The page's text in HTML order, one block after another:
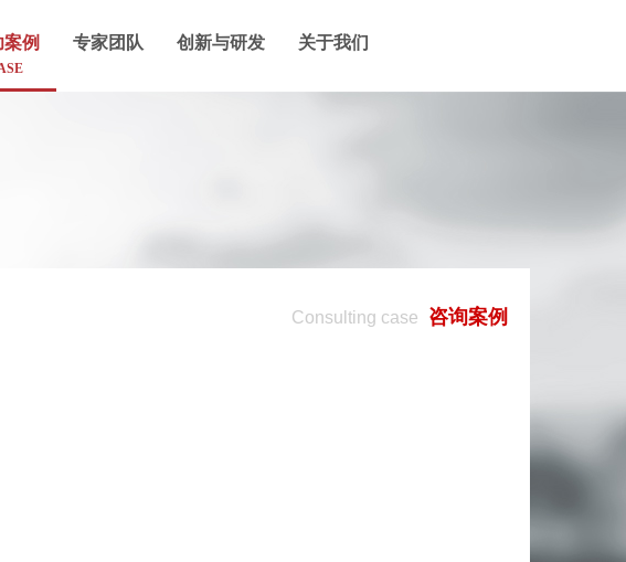
例 专家团队 创新与研发 关于我们
Consulting case 咨询案例